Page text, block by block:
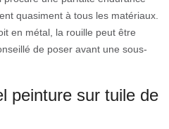
quasiment à tous les matériaux.
en métal, la rouille peut être
de poser avant une sous-
peinture sur tuile de